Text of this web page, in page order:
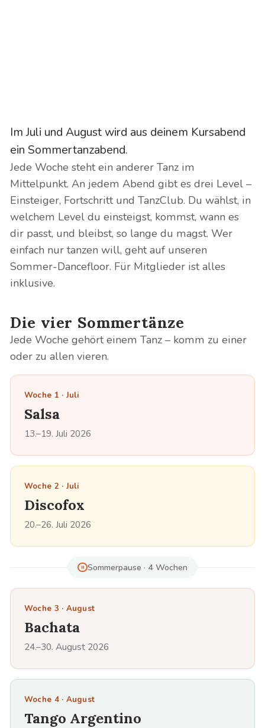
Im Juli und August wird aus deinem Kursabend
ein Sommertanzabend.
Jede Woche steht ein anderer Tanz im
Mittelpunkt. An jedem Abend gibt es drei Level –
Einsteiger, Fortschritt und TanzClub. Du wählst, in
welchem Level du einsteigst, kommst, wann es
dir passt, und bleibst, so lange du magst. Wer
einfach nur tanzen will, geht auf unseren
Sommer-Dancefloor. Für Mitglieder ist alles
inklusive.
Die vier Sommertänze
Jede Woche gehört einem Tanz – komm zu einer
oder zu allen vieren.
Woche 1 · Juli
Salsa
13.–19. Juli 2026
Woche 2 · Juli
Discofox
20.–26. Juli 2026
Sommerpause · 4 Wochen
Woche 3 · August
Bachata
24.–30. August 2026
Woche 4 · August
Tango Argentino